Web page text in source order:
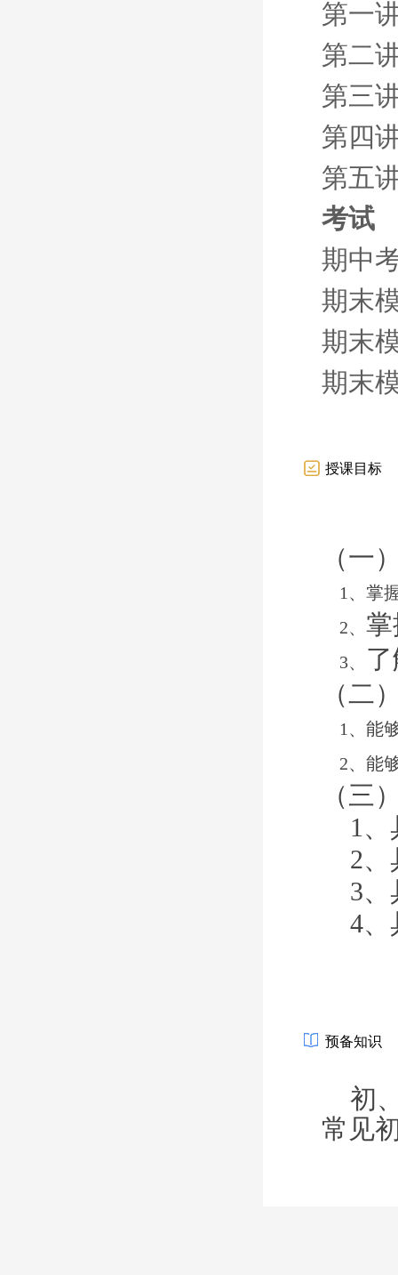
第一
第二
第三
第四
第五
考试
期中
期末
期末
期末
授课目标
（一
1、掌
2、
3、
（二
1、能
2、能
（三
1、
2、
3、
4、
预备知识
初
常见